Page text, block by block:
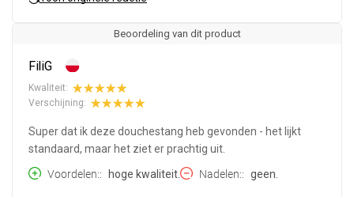
Beoordeling van dit product
FiliG
Kwaliteit:
Verschijning:
Super dat ik deze douchestang heb gevonden - het lijkt
standaard, maar het ziet er prachtig uit.
Voordelen:
hoge kwaliteit. Nadelen: geen.